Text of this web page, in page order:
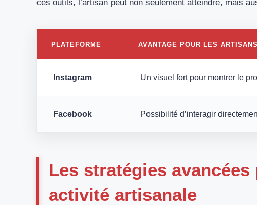
ces outils, l’artisan peut non seulement atteindre, mais
PLATEFORME AVANTAGE POUR LES ARTISANS
Instagram Un visuel fort pour montrer le
Facebook Possibilité d’interagir
Les stratégies
activité artisanale